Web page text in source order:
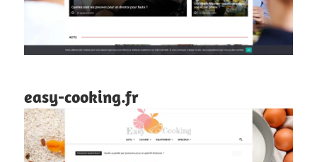
easy-cooking.fr